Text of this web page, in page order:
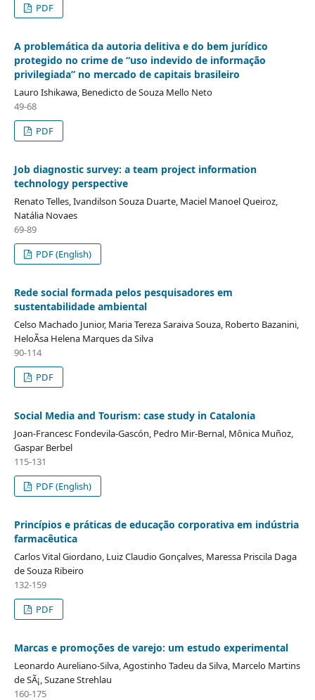
PDF
A problemática da autoria delitiva e do bem jurídico
protegido no crime de “uso indevido de informação
privilegiada” no mercado de capitais brasileiro
Lauro Ishikawa, Benedicto de Souza Mello Neto
49-68
PDF
Job diagnostic survey: a team project information
technology perspective
Renato Telles, Ivandilson Souza Duarte, Maciel Manoel Queiroz,
Natália Novaes
69-89
PDF (English)
Rede social formada pelos pesquisadores em
sustentabilidade ambiental
Celso Machado Junior, Maria Tereza Saraiva Souza, Roberto Bazanini,
HeloÃ­sa Helena Marques da Silva
90-114
PDF
Social Media and Tourism: case study in Catalonia
Joan-Francesc Fondevila-Gascón, Pedro Mir-Bernal, Mônica Muñoz,
Gaspar Berbel
115-131
PDF (English)
Princípios e práticas de educação corporativa em indústria
farmacêutica
Carlos Vital Giordano, Luiz Claudio Gonçalves, Maressa Priscila Daga
de Souza Ribeiro
132-159
PDF
Marcas e promoções de varejo: um estudo experimental
Leonardo Aureliano-Silva, Agostinho Tadeu da Silva, Marcelo Martins
de SÃ¡, Suzane Strehlau
160-175